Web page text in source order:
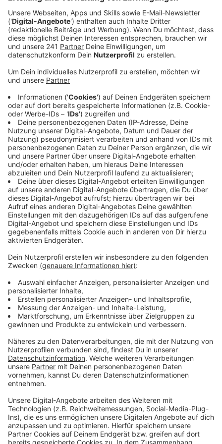
Veröffentlicht:Dienstag, 25.03.2025 06:23
Anzeige
Altölfässer waren teilweise undicht
Anzeige
Auf einem Feld an Billiger Straße in Euskirchen-
Kreuzweingarten wurden nach Polizeiangaben sechs
Altölfässer illegal entsorgt. Sie seien in den dortigen
Bach gekippt worden. Alle sechs Fässer seien voll
gewesen. Einige der Fässer waren aber undicht,
wodurch Öl in die den Bach sickerte. Ein Sprecher der
Feuerwehr erklärte, dass auch eine Fachfirma
hinzugezogen werden musste, um die kontaminierte
Erde abzubaggern und die Ölfässer fachgerecht zu
entsorgen.
Anzeige
Arbeiten dauerten bis in den Abend hinein an
Anzeige
Diese Maßnahmen waren notwendig, um eine
Verunreinigung der Erde und eine mögliche Gefährdung
des Grundwassers zu verhindern. Außerdem kam die
untere Wasserbehörde des Kreises zur Einsatzstelle.
Bereits am Mittwoch (19. März) wurden in Zülpich
ebenfalls illegal entsorgte Ölfässer entdeckt. Im
Gegensatz zu Euskirchen waren diese jedoch nicht
ausgelaufen. Die Ermittlungen laufen.